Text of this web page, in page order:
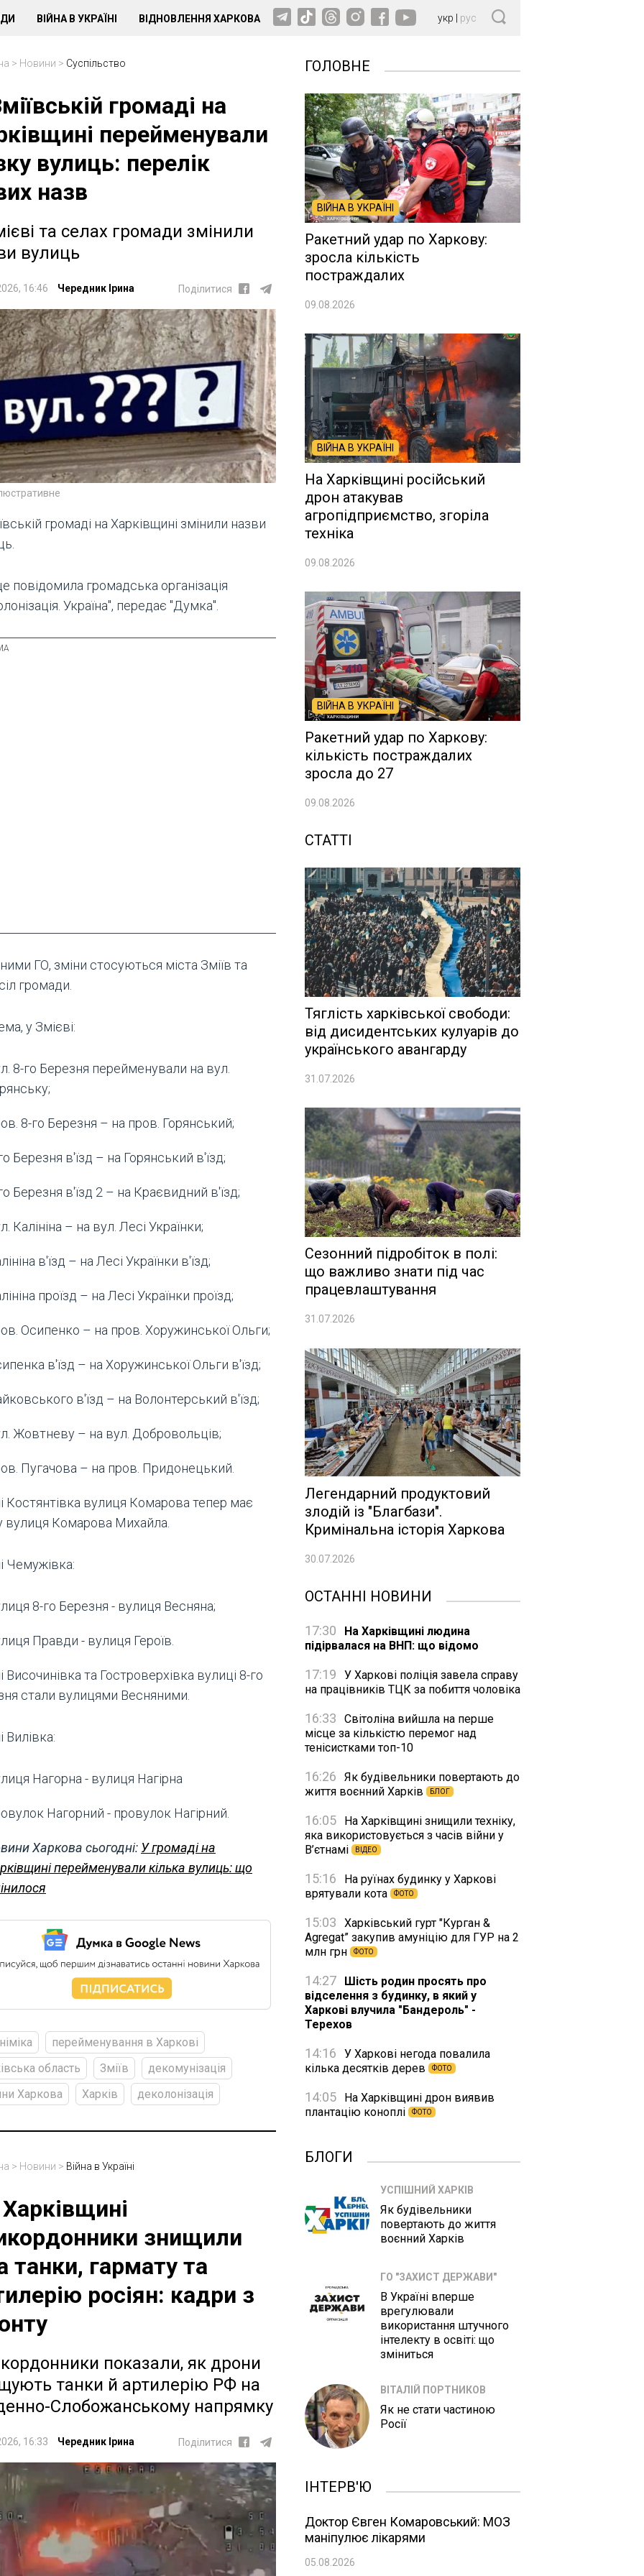
ВІЙНА В УКРАЇНІ ВІДНОВЛЕННЯ ХАРКОВА укр рус
> Новини > Суспільство
громаді на
перейменували
вулиць: перелік
назв
та селах громади змінили
вулиць
16:46 Чередник Ірина Поділитися
громаді на Харківщині змінили назви
повідомила громадська організація
Україна", передає "Думка".
ГО, зміни стосуються міста Зміїв та
громади.
у Змієві:
8-го Березня перейменували на вул.
8-го Березня – на пров. Горянський;
Березня в'їзд – на Горянський в'їзд;
Березня в'їзд 2 – на Краєвидний в'їзд;
Калініна – на вул. Лесі Українки;
в'їзд – на Лесі Українки в'їзд;
проїзд – на Лесі Українки проїзд;
Осипенко – на пров. Хоружинської Ольги;
в'їзд – на Хоружинської Ольги в'їзд;
в'їзд – на Волонтерський в'їзд;
Жовтневу – на вул. Добровольців;
Пугачова – на пров. Придонецький.
Костянтівка вулиця Комарова тепер має
вулиця Комарова Михайла.
Чемужівка:
8-го Березня - вулиця Весняна;
Правди - вулиця Героїв.
Височинівка та Гостроверхівка вулиці 8-го
стали вулицями Весняними.
Вилівка:
Нагорна - вулиця Нагірна
Нагорний - провулок Нагірний.
Харкова сьогодні: У громаді на
перейменували кілька вулиць: що
перейменування в Харкові
область
Зміїв
декомунізація
Харкова
Харків деколонізація
> Новини > Війна в Україні
знищили
танки, гармату та
росіян: кадри з
показали, як дрони
танки й артилерію РФ на
Слобожанському напрямку
16:33 Чередник Ірина Поділитися
ГОЛОВНЕ
ВІЙНА В УКРАЇНІ
Ракетний удар по Харкову:
зросла кількість
постраждалих
09.08.2026
ВІЙНА В УКРАЇНІ
На Харківщині російський
дрон атакував
агропідприємство, згоріла
техніка
09.08.2026
ВІЙНА В УКРАЇНІ
Ракетний удар по Харкову:
кількість постраждалих
зросла до 27
09.08.2026
СТАТТІ
Тяглість харківської свободи:
від дисидентських кулуарів до
українського авангарду
31.07.2026
Сезонний підробіток в полі:
що важливо знати під час
працевлаштування
31.07.2026
Легендарний продуктовий
злодій із "Благбази".
Кримінальна історія Харкова
30.07.2026
ОСТАННІ НОВИНИ
17:30
На Харківщині людина
підірвалася на ВНП: що відомо
17:19
У Харкові поліція завела справу
на працівників ТЦК за побиття чоловіка
16:33
Світоліна вийшла на перше
місце за кількістю перемог над
тенісистками топ-10
16:26
Як будівельники повертають до
життя воєнний Харків
БЛОГ
16:05
На Харківщині знищили техніку,
яка використовується з часів війни у
В’єтнамі
ВІДЕО
15:16
На руїнах будинку у Харкові
врятували кота
ФОТО
15:03
Харківський гурт "Курган &
Agregat” закупив амуніцію для ГУР на 2
млн грн
ФОТО
14:27
Шість родин просять про
відселення з будинку, в який у
Харкові влучила "Бандероль" -
Терехов
14:16
У Харкові негода повалила
кілька десятків дерев
ФОТО
14:05
На Харківщині дрон виявив
плантацію коноплі
ФОТО
БЛОГИ
УСПІШНИЙ ХАРКІВ
Як будівельники
повертають до життя
воєнний Харків
ГО "ЗАХИСТ ДЕРЖАВИ"
В Україні вперше
врегулювали
використання штучного
інтелекту в освіті: що
зміниться
ВІТАЛІЙ ПОРТНИКОВ
Як не стати частиною
Росії
ІНТЕРВ'Ю
Доктор Євген Комаровський: МОЗ
маніпулює лікарями
05.08.2026